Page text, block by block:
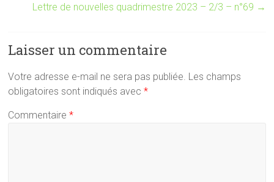
Lettre de nouvelles quadrimestre 2023 – 2/3 – n°69 →
Laisser un commentaire
Votre adresse e-mail ne sera pas publiée. Les champs
obligatoires sont indiqués avec*
Commentaire*